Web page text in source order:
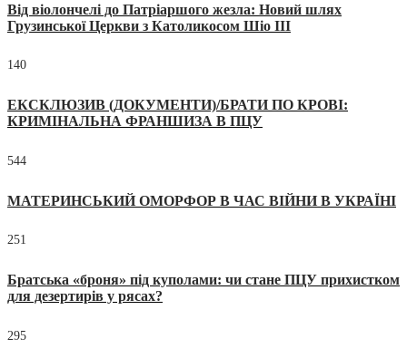
Від віолончелі до Патріаршого жезла: Новий шлях
Грузинської Церкви з Католикосом Шіо III
140
ЕКСКЛЮЗИВ (ДОКУМЕНТИ)/БРАТИ ПО КРОВІ:
КРИМІНАЛЬНА ФРАНШИЗА В ПЦУ
544
МАТЕРИНСЬКИЙ ОМОРФОР В ЧАС ВІЙНИ В УКРАЇНІ
251
Братська «броня» під куполами: чи стане ПЦУ прихистком
для дезертирів у рясах?
295